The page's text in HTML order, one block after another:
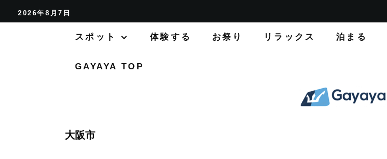
2026年8月7日
スポット 体験する お祭り リラックス 泊まる
GAYAYA TOP
大阪市